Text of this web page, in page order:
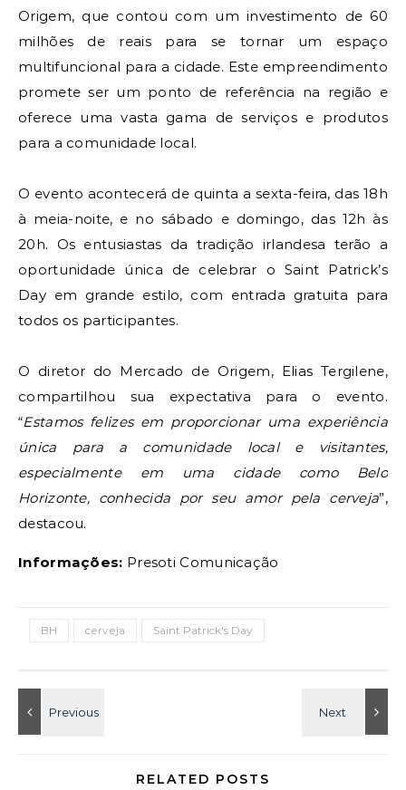
Origem, que contou com um investimento de 60
milhões de reais para se tornar um espaço
multifuncional para a cidade. Este empreendimento
promete ser um ponto de referência na região e
oferece uma vasta gama de serviços e produtos
para a comunidade local.
O evento acontecerá de quinta a sexta-feira, das 18h
à meia-noite, e no sábado e domingo, das 12h às
20h. Os entusiastas da tradição irlandesa terão a
oportunidade única de celebrar o Saint Patrick’s
Day em grande estilo, com entrada gratuita para
todos os participantes.
O diretor do Mercado de Origem, Elias Tergilene,
compartilhou sua expectativa para o evento.
“Estamos felizes em proporcionar uma experiência
única para a comunidade local e visitantes,
especialmente em uma cidade como Belo
Horizonte, conhecida por seu amor pela cerveja”,
destacou.
Informações: Presoti Comunicação
BH cerveja Saint Patrick's Day
RELATED POSTS